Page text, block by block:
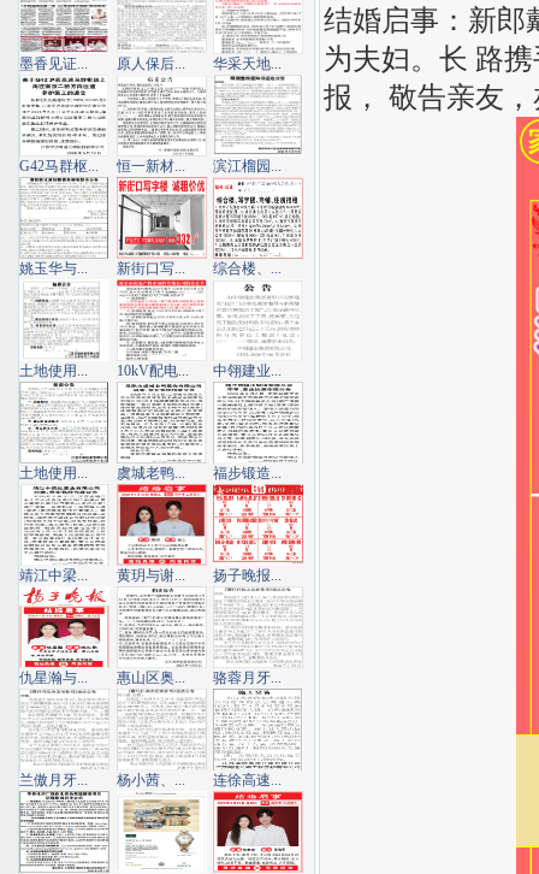
结婚启事：新郎
为夫妇。长 路
报， 敬告亲友
墨香见证... 原人保后... 华采天地...
G42马群枢... 恒一新材... 滨江榴园...
姚玉华与... 新街口写... 综合楼、...
土地使用... 10kV配电... 中翎建业...
土地使用... 虞城老鸭... 福步锻造...
靖江中梁... 黄玥与谢... 扬子晚报...
仇星瀚与... 惠山区奥... 骆蓉月牙...
兰傲月牙... 杨小茜、... 连徐高速...